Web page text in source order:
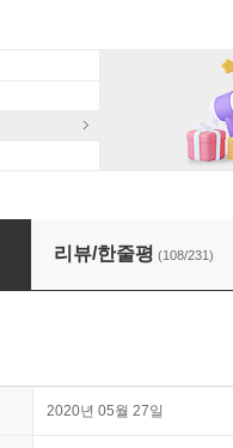
리뷰/한줄평 (108/231)
2020년 05월 27일